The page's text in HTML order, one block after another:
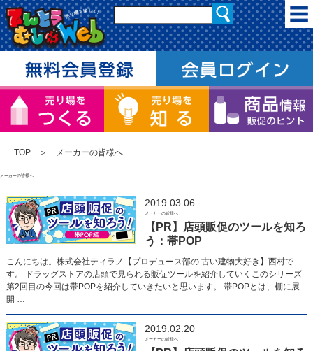
TOP ＞ メーカーの皆様へ
メーカーの皆様へ
2019.03.06
メーカーの皆様へ
【PR】店頭販促のツールを知ろ
う：帯POP
こんにちは。株式会社ティラノ【プロデュース部の 古い建物大好き】西村で
す。 ドラッグストアの店頭で見られる販促ツールを紹介していくこのシリーズ
第2回目の今回は帯POPを紹介していきたいと思います。 帯POPとは、棚に展
開 …
2019.02.20
メーカーの皆様へ